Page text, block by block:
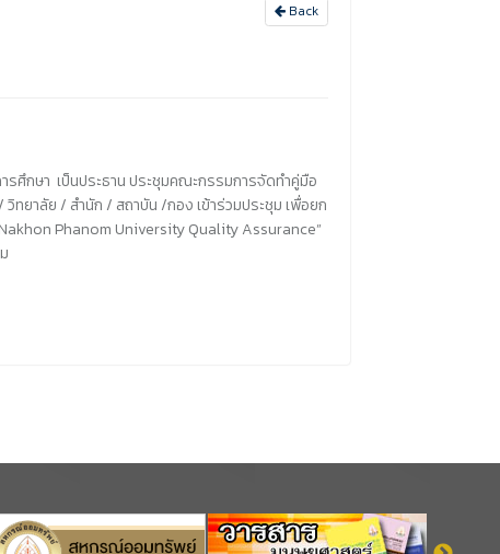
Back
ศึกษา เป็นประธาน ประชุมคณะกรรมการจัดทำคู่มือ
ยาลัย / สำนัก / สถาบัน /กอง เข้าร่วมประชุม เพื่อยก
Phanom University Quality Assurance”